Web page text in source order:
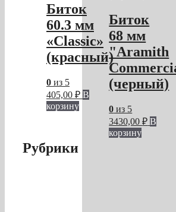
Биток
60.3 мм
«Classic»
(красный)
0 из 5
405,00 ₽ В
корзину
Биток
68 мм
"Aramith
(черный)
0 из 5
3430,00₽ В
корзину
Рубрики